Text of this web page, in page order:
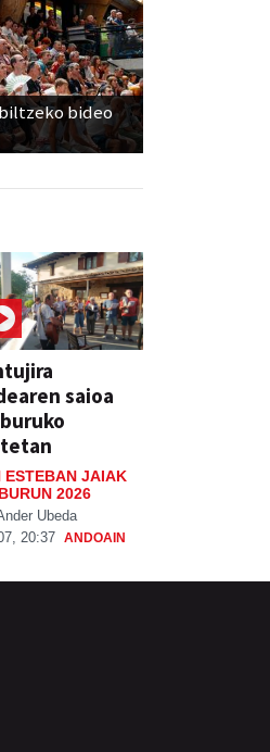
bideo
saioa
ESTEBAN JAIAK
2026
Ubeda
20:37 ANDOAIN